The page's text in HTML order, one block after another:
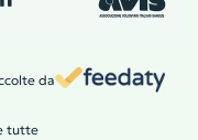
da
tutte